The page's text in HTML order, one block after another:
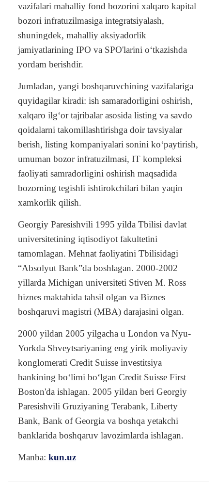
vazifalari mahalliy fond bozorini xalqaro kapital
bozori infratuzilmasiga integratsiyalash,
shuningdek, mahalliy aksiyadorlik
jamiyatlarining IPO va SPO'larini o‘tkazishda
yordam berishdir.
Jumladan, yangi boshqaruvchining vazifalariga
quyidagilar kiradi: ish samaradorligini oshirish,
xalqaro ilg‘or tajribalar asosida listing va savdo
qoidalarni takomillashtirishga doir tavsiyalar
berish, listing kompaniyalari sonini ko‘paytirish,
umuman bozor infratuzilmasi, IT kompleksi
faoliyati samradorligini oshirish maqsadida
bozorning tegishli ishtirokchilari bilan yaqin
xamkorlik qilish.
Georgiy Paresishvili 1995 yilda Tbilisi davlat
universitetining iqtisodiyot fakultetini
tamomlagan. Mehnat faoliyatini Tbilisidagi
“Absolyut Bank”da boshlagan. 2000-2002
yillarda Michigan universiteti Stiven M. Ross
biznes maktabida tahsil olgan va Biznes
boshqaruvi magistri (MBA) darajasini olgan.
2000 yildan 2005 yilgacha u London va Nyu-
Yorkda Shveytsariyaning eng yirik moliyaviy
konglomerati Credit Suisse investitsiya
bankining bo‘limi bo‘lgan Credit Suisse First
Boston'da ishlagan. 2005 yildan beri Georgiy
Paresishvili Gruziyaning Terabank, Liberty
Bank, Bank of Georgia va boshqa yetakchi
banklarida boshqaruv lavozimlarda ishlagan.
Manba: kun.uz